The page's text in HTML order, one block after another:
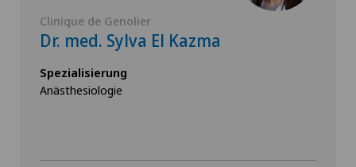
Clinique de Genolier
Dr. med. Sylva El Kazma
Spezialisierung
Anästhesiologie